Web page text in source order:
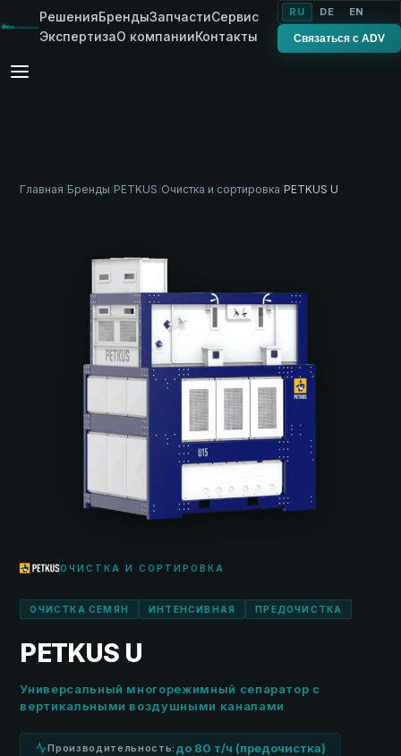
РешенияБрендыЗапчастиСервис
ЭкспертизаО компанииКонтакты
RU DE EN
Связаться с ADV
Главная/Бренды/PETKUS/Очистка и сортировка/PETKUS U
ОЧИСТКА И СОРТИРОВКА
ОЧИСТКА СЕМЯН ИНТЕНСИВНАЯ ПРЕДОЧИСТКА
PETKUS U
Универсальный многорежимный сепаратор с
вертикальными воздушными каналами
Производительность: до 80 т/ч (предочистка)